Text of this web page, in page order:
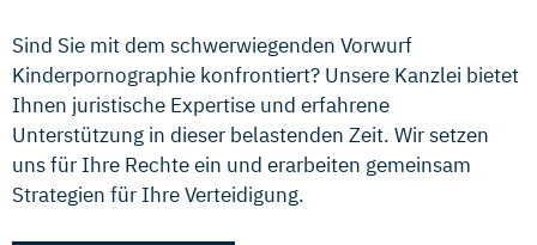
Sind Sie mit dem schwerwiegenden Vorwurf
Kinderpornographie konfrontiert? Unsere Kanzlei bietet
Ihnen juristische Expertise und erfahrene
Unterstützung in dieser belastenden Zeit. Wir setzen
uns für Ihre Rechte ein und erarbeiten gemeinsam
Strategien für Ihre Verteidigung.